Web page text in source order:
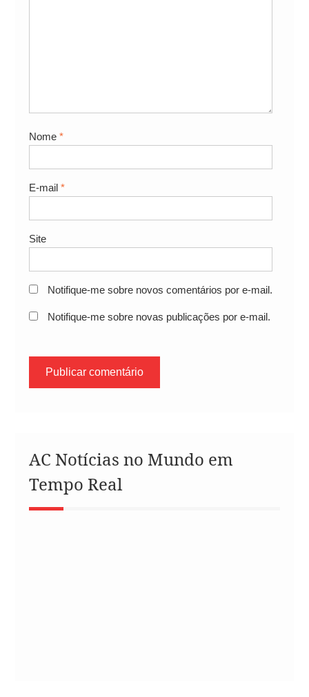
Nome *
E-mail *
Site
Notifique-me sobre novos comentários por e-mail.
Notifique-me sobre novas publicações por e-mail.
AC Notícias no Mundo em
Tempo Real